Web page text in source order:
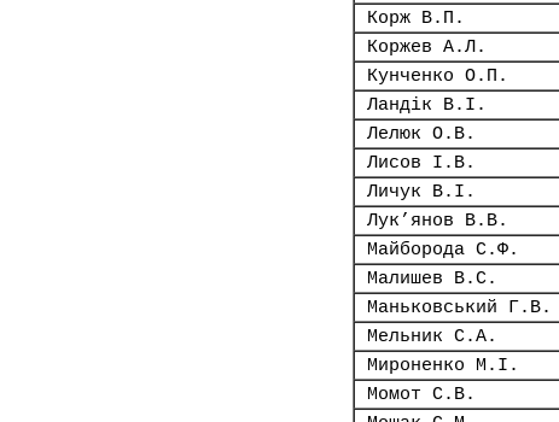
Корж В.П.
Коржев А.Л.
Кунченко О.П.
Ландік В.І.
Лелюк О.В.
Лисов І.В.
Личук В.І.
Лук’янов В.В.
Майборода С.Ф.
Малишев В.С.
Маньковський Г.В.
Мельник С.А.
Мироненко М.І.
Момот С.В.